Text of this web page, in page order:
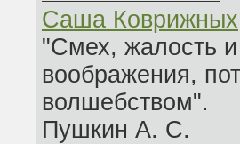
Саша Коврижных
"Смех, жалость
воображения,
волшебством".
Пушкин А. С.